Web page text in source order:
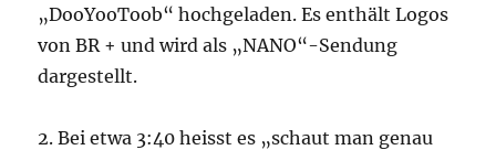
„DooYooToob“ hochgeladen. Es enthält Logos
von BR + und wird als „NANO“-Sendung
dargestellt.
2. Bei etwa 3:40 heisst es „schaut man genau